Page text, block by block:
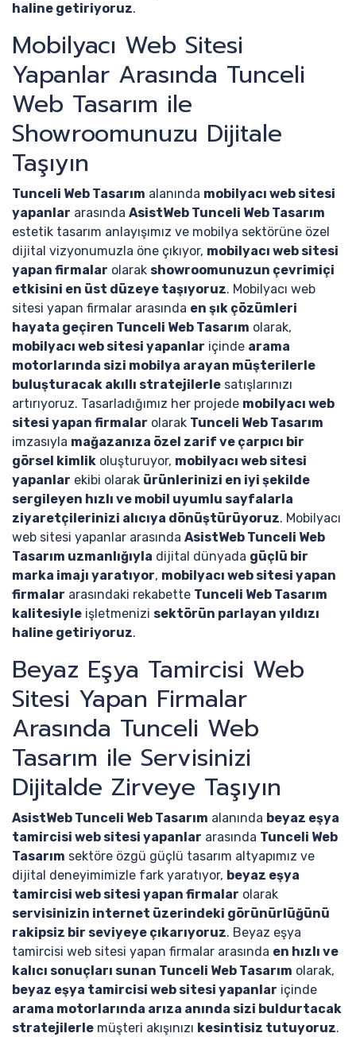
haline getiriyoruz.
Mobilyacı Web Sitesi
Yapanlar Arasında Tunceli
Web Tasarım ile
Showroomunuzu Dijitale
Taşıyın
Tunceli Web Tasarım alanında mobilyacı web sitesi
yapanlar arasında AsistWeb Tunceli Web Tasarım
estetik tasarım anlayışımız ve mobilya sektörüne özel
dijital vizyonumuzla öne çıkıyor, mobilyacı web sitesi
yapan firmalar olarak showroomunuzun çevrimiçi
etkisini en üst düzeye taşıyoruz. Mobilyacı web
sitesi yapan firmalar arasında en şık çözümleri
hayata geçiren Tunceli Web Tasarım olarak,
mobilyacı web sitesi yapanlar içinde arama
motorlarında sizi mobilya arayan müşterilerle
buluşturacak akıllı stratejilerle satışlarınızı
artırıyoruz. Tasarladığımız her projede mobilyacı web
sitesi yapan firmalar olarak Tunceli Web Tasarım
imzasıyla mağazanıza özel zarif ve çarpıcı bir
görsel kimlik oluşturuyor, mobilyacı web sitesi
yapanlar ekibi olarak ürünlerinizi en iyi şekilde
sergileyen hızlı ve mobil uyumlu sayfalarla
ziyaretçilerinizi alıcıya dönüştürüyoruz. Mobilyacı
web sitesi yapanlar arasında AsistWeb Tunceli Web
Tasarım uzmanlığıyla dijital dünyada güçlü bir
marka imajı yaratıyor, mobilyacı web sitesi yapan
firmalar arasındaki rekabette Tunceli Web Tasarım
kalitesiyle işletmenizi sektörün parlayan yıldızı
haline getiriyoruz.
Beyaz Eşya Tamircisi Web
Sitesi Yapan Firmalar
Arasında Tunceli Web
Tasarım ile Servisinizi
Dijitalde Zirveye Taşıyın
AsistWeb Tunceli Web Tasarım alanında beyaz eşya
tamircisi web sitesi yapanlar arasında Tunceli Web
Tasarım sektöre özgü güçlü tasarım altyapımız ve
dijital deneyimimizle fark yaratıyor, beyaz eşya
tamircisi web sitesi yapan firmalar olarak
servisinizin internet üzerindeki görünürlüğünü
rakipsiz bir seviyeye çıkarıyoruz. Beyaz eşya
tamircisi web sitesi yapan firmalar arasında en hızlı ve
kalıcı sonuçları sunan Tunceli Web Tasarım olarak,
beyaz eşya tamircisi web sitesi yapanlar içinde
arama motorlarında arıza anında sizi buldurtacak
stratejilerle müşteri akışınızı kesintisiz tutuyoruz.